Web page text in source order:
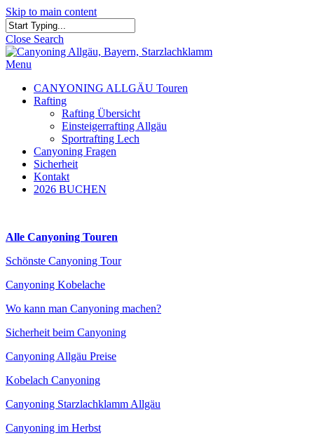
Skip to main content
Close Search
Menu
CANYONING ALLGÄU Touren
Rafting
Rafting Übersicht
Einsteigerrafting Allgäu
Sportrafting Lech
Canyoning Fragen
Sicherheit
Kontakt
2026 BUCHEN
Alle Canyoning Touren
Schönste Canyoning Tour
Canyoning Kobelache
Wo kann man Canyoning machen?
Sicherheit beim Canyoning
Canyoning Allgäu Preise
Kobelach Canyoning
Canyoning Starzlachklamm Allgäu
Canyoning im Herbst